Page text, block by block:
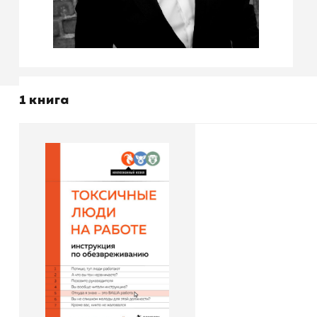
1 книга
Токсичные люди на
работе. Инструкция по
обезвреживанию
Хенрик Стенстрём
Издательство
В корзину